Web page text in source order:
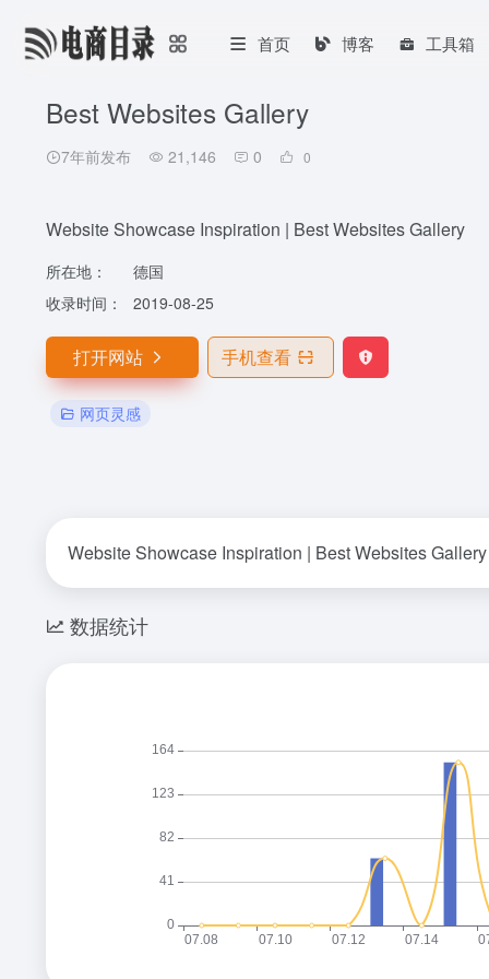
首页 博客 工具箱
Best Websites Gallery
7年前发布 21,146 0 0
Website Showcase Inspiration | Best Websites Gallery
所在地：
德国
收录时间：
2019-08-25
打开网站 手机查看
网页灵感
Website Showcase Inspiration | Best Websites Gallery
数据统计